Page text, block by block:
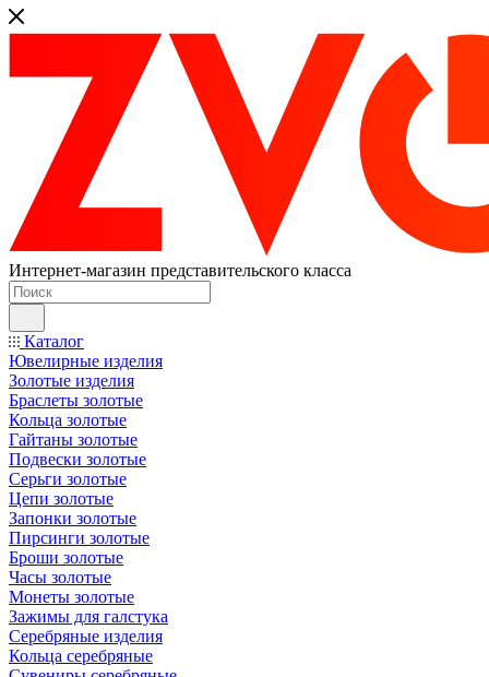
Интернет-магазин представительского класса
Каталог
Ювелирные изделия
Золотые изделия
Браслеты золотые
Кольца золотые
Гайтаны золотые
Подвески золотые
Серьги золотые
Цепи золотые
Запонки золотые
Пирсинги золотые
Броши золотые
Часы золотые
Монеты золотые
Зажимы для галстука
Серебряные изделия
Кольца серебряные